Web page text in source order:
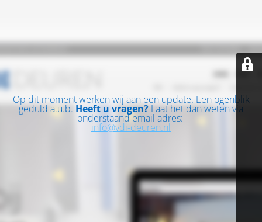
Op dit moment werken wij aan een update. Een ogenblik
geduld a.u.b. Heeft u vragen? Laat het dan weten via
onderstaand email adres:
info@vdi-deuren.nl